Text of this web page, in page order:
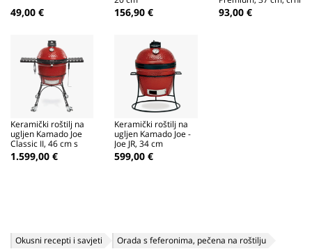
49,00 € 156,90 € 93,00 €
Keramički roštilj na
ugljen Kamado Joe
Classic II, 46 cm s
kolicima
1.599,00 €
Keramički roštilj na
ugljen Kamado Joe -
Joe JR, 34 cm
599,00 €
Okusni recepti i savjeti Orada s feferonima, pečena na roštilju